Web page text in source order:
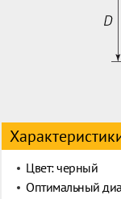
Цвет: черный
Оптимальный